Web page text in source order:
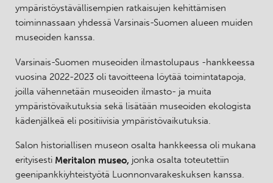
ympäristöystävällisempien ratkaisujen kehittämisen
toiminnassaan yhdessä Varsinais-Suomen alueen muiden
museoiden kanssa.
Varsinais-Suomen museoiden ilmastolupaus -hankkeessa
vuosina 2022-2023 oli tavoitteena löytää toimintatapoja,
joilla vähennetään museoiden ilmasto- ja muita
ympäristövaikutuksia sekä lisätään museoiden ekologista
kädenjälkeä eli positiivisia ympäristövaikutuksia.
Salon historiallisen museon osalta hankkeessa oli mukana
erityisesti Meritalon museo, jonka osalta toteutettiin
geenipankkiyhteistyötä Luonnonvarakeskuksen kanssa.